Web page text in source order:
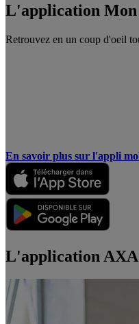
L'application Mon
Retrouvez en un coup d'oeil
En savoir plus sur l'appli
L'application AXA